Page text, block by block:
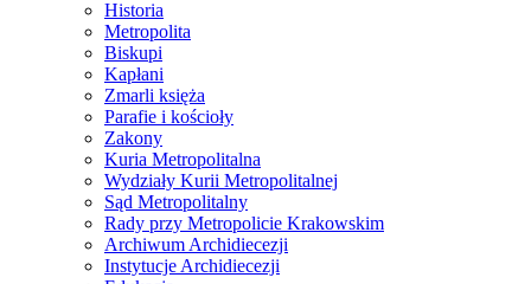
Historia
Metropolita
Biskupi
Kapłani
Zmarli księża
Parafie i kościoły
Zakony
Kuria Metropolitalna
Wydziały Kurii Metropolitalnej
Sąd Metropolitalny
Rady przy Metropolicie Krakowskim
Archiwum Archidiecezji
Instytucje Archidiecezji